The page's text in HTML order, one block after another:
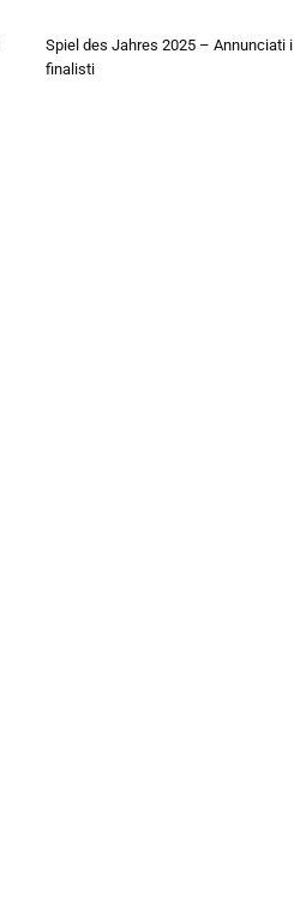
Spiel des Jahres 2025 – Annunciati i
finalisti